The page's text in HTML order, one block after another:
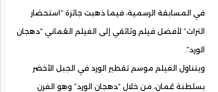
في المسابقة الرسمية، فيما ذهبت جائزة “استحضار
التراث” لأفضل فيلم وثائقي إلى الفيلم العُماني “دهجان
الورد”.
ويتناول الفيلم موسم تقطير الورد في الجبل الأخضر
بسلطنة عُمان، من خلال “دهجان الورد” وهو الفرن